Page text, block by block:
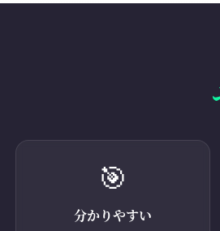
🎯
分かりやすい